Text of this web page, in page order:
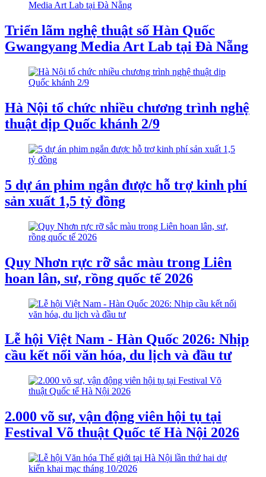
Triển lãm nghệ thuật số Hàn Quốc
Gwangyang Media Art Lab tại Đà Nẵng
Hà Nội tổ chức nhiều chương trình nghệ
thuật dịp Quốc khánh 2/9
5 dự án phim ngắn được hỗ trợ kinh phí
sản xuất 1,5 tỷ đồng
Quy Nhơn rực rỡ sắc màu trong Liên
hoan lân, sư, rồng quốc tế 2026
Lễ hội Việt Nam - Hàn Quốc 2026: Nhịp
cầu kết nối văn hóa, du lịch và đầu tư
2.000 võ sư, vận động viên hội tụ tại
Festival Võ thuật Quốc tế Hà Nội 2026